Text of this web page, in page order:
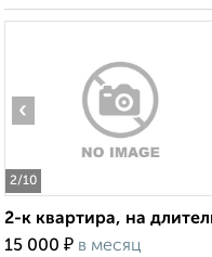
2/10
‹
2-к квартира, на
15 000 ₽ в месяц